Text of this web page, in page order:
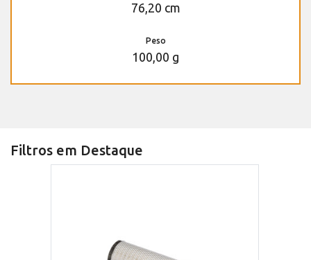
76,20 cm
Peso
100,00 g
Filtros em Destaque